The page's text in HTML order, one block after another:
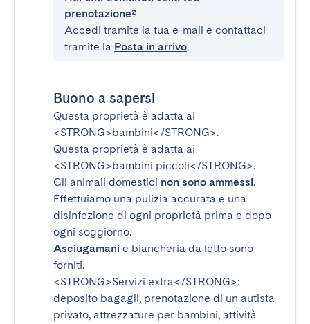
prenotazione?
Accedi tramite la tua e-mail e contattaci
tramite la Posta in arrivo.
Buono a sapersi
Questa proprietà è adatta ai
<STRONG>bambini</STRONG>.
Questa proprietà è adatta ai
<STRONG>bambini piccoli</STRONG>.
Gli animali domestici non sono ammessi.
Effettuiamo una pulizia accurata e una
disinfezione di ogni proprietà prima e dopo
ogni soggiorno.
Asciugamani e biancheria da letto sono
forniti.
<STRONG>Servizi extra</STRONG>:
deposito bagagli, prenotazione di un autista
privato, attrezzature per bambini, attività